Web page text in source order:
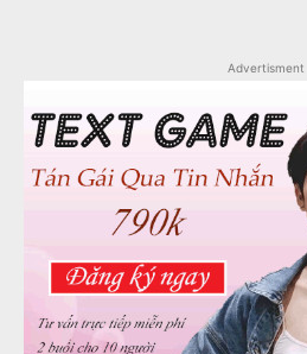
Advertisment